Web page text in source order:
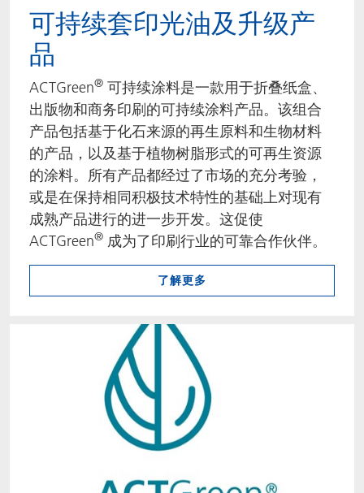
可持续套印光油及升级产
品
ACTGreen® 可持续涂料是一款用于折叠纸盒、
出版物和商务印刷的可持续涂料产品。该组合
产品包括基于化石来源的再生原料和生物材料
的产品，以及基于植物树脂形式的可再生资源
的涂料。所有产品都经过了市场的充分考验，
或是在保持相同积极技术特性的基础上对现有
成熟产品进行的进一步开发。这促使
ACTGreen® 成为了印刷行业的可靠合作伙伴。
了解更多